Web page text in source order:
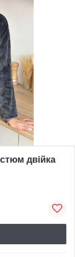
двійка